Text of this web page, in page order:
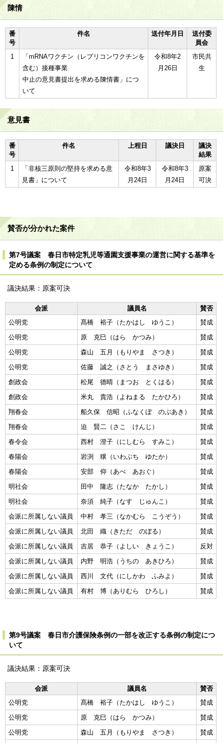
陳情
番
号
件名 送付年月日
送付委
員会
1
「mRNAワクチン（レプリコンワクチンを
含む）接種事業
中止の意見書提出を求める陳情書」につ
いて
令和8年2
月26日
市民共
生
意見書
番
号
件名 上程日 議決日
議決
結果
1
「非核三原則の堅持を求める意
見書」について
令和8年3
月24日
令和8年3
月24日
原案
可決
賛否が分かれた案件
第7号議案 春日市特定乳児等通園支援事業の運営に関する基準を
定める条例の制定について
議決結果：原案可決
会派 議員名
賛否
公明党
髙橋 裕子（たかはし ゆうこ）
賛成
公明党
原 克巳（はら かつみ）
賛成
公明党
森山 五月（もりやま さつき）
賛成
公明党
佐藤 誠之（さとう まさゆき）
賛成
創政会
松尾 德晴（まつお とくはる）
賛成
創政会
米丸 貴浩（よねまる たかひろ）
賛成
翔春会
船久保 信昭（ふなくぼ のぶあき）
賛成
翔春会
迫 賢二（さこ けんじ）
賛成
春令会
西村 澄子（にしむら すみこ）
賛成
春陽会
岩渕 穣（いわぶち ゆたか）
賛成
春陽会
安部 仰（あべ あおぐ）
賛成
明社会
田中 隆志（たなか たかし）
賛成
明社会
奈須 純子（なす じゅんこ）
賛成
会派に所属しない議員
中村 孝三（なかむら こうぞう）
賛成
会派に所属しない議員
北田 織（きただ のぼる）
賛成
会派に所属しない議員
吉居 恭子（よしい きょうこ）
反対
会派に所属しない議員
内野 明浩（うちの あきひろ）
賛成
会派に所属しない議員
西川 文代（にしかわ ふみよ）
賛成
会派に所属しない議員
有村 博（ありむら ひろし） 賛成
第9号議案 春日市介護保険条例の一部を改正する条例の制定につ
いて
議決結果：原案可決
会派 議員名
賛否
公明党
髙橋 裕子（たかはし ゆうこ）
賛成
公明党
原 克巳（はら かつみ）
賛成
公明党
森山 五月（もりやま さつき）
賛成